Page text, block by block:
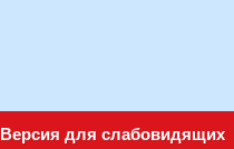
Версия для слабовидящих